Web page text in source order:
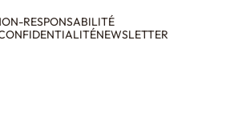
RESPONSABILITÉ
NEWSLETTER